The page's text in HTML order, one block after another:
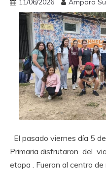
El pasado viernes día 5
Primaria disfrutaron del
etapa . Fueron al centro